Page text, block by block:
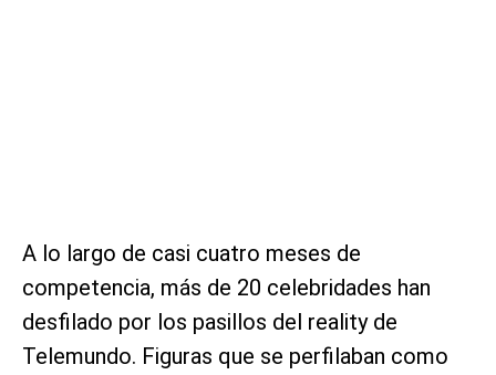
A lo largo de casi cuatro meses de
competencia, más de 20 celebridades han
desfilado por los pasillos del reality de
Telemundo. Figuras que se perfilaban como